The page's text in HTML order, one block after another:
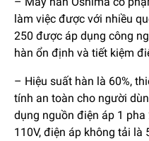
làm việc được với nhiều
250 được áp dụng công
hàn ổn định và tiết kiệm
– Hiệu suất hàn là 60%,
tính an toàn cho người
dụng nguồn điện áp 1
110V, điện áp không tải là